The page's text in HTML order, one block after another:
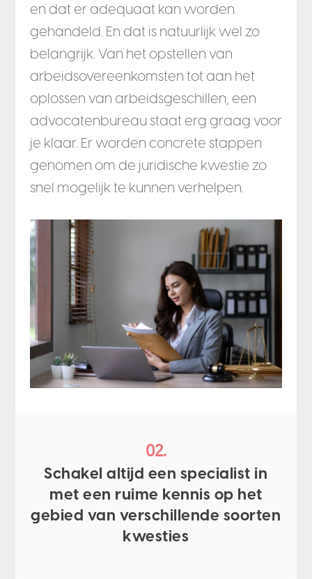
en dat er adequaat kan worden
gehandeld. En dat is natuurlijk wel zo
belangrijk. Van het opstellen van
arbeidsovereenkomsten tot aan het
oplossen van arbeidsgeschillen, een
advocatenbureau staat erg graag voor
je klaar. Er worden concrete stappen
genomen om de juridische kwestie zo
snel mogelijk te kunnen verhelpen.
02.
Schakel altijd een specialist in
met een ruime kennis op het
gebied van verschillende soorten
kwesties